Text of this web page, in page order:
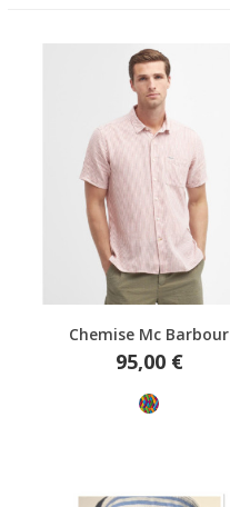
Aperçu rapide
Chemise Mc Barbour
Prix
95,00 €
Multicolore